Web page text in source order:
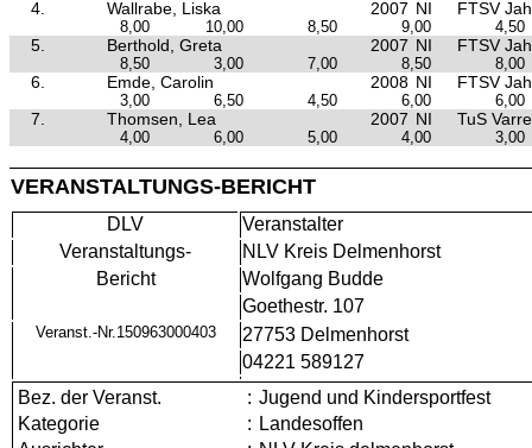
4. Wallrabe, Liska 2007 NI FTSV
8,00 10,00 8,50 9,00 4,50
5. Berthold, Greta 2007 NI FTSV
8,50 3,00 7,00 8,50 8,00
6. Emde, Carolin 2008 NI FTSV
3,00 6,50 4,50 6,00 6,00
7. Thomsen, Lea 2007 NI TuS
4,00 6,00 5,00 4,00 3,00
VERANSTALTUNGS-BERICHT
DLV
Veranstalter
Veranstaltungs-
NLV Kreis Delmenhorst
Bericht
Wolfgang Budde
Goethestr. 107
Veranst.-Nr.150963000403
27753 Delmenhorst
04221 589127
Bez. der Veranst.
: Jugend und Kindersportfest
Kategorie
: Landesoffen